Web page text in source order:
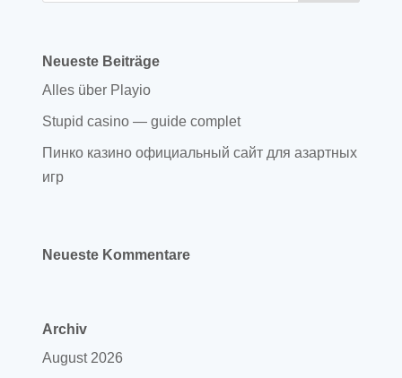
Neueste Beiträge
Alles über Playio
Stupid casino — guide complet
Пинко казино официальный сайт для азартных
игр
Neueste Kommentare
Archiv
August 2026